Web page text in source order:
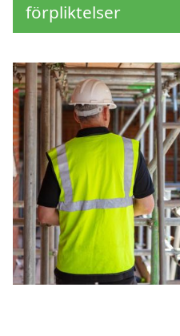
förpliktelser